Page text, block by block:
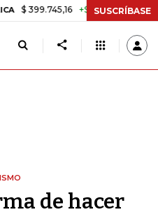
+$ 2.295,71 +0,58%
SUSCRÍBASE
de hacer